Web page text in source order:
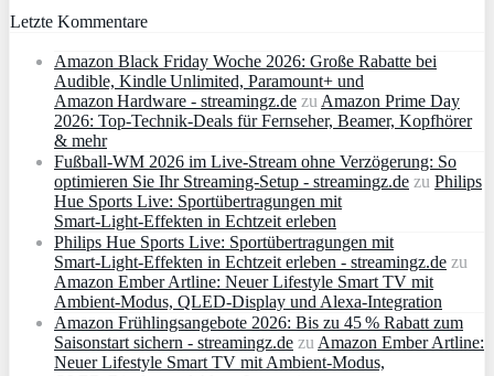
Letzte Kommentare
Amazon Black Friday Woche 2026: Große Rabatte bei
Audible, Kindle Unlimited, Paramount+ und
Amazon Hardware - streamingz.de zu Amazon Prime Day
2026: Top-Technik-Deals für Fernseher, Beamer, Kopfhörer
& mehr
Fußball-WM 2026 im Live-Stream ohne Verzögerung: So
optimieren Sie Ihr Streaming-Setup - streamingz.de zu Philips
Hue Sports Live: Sportübertragungen mit
Smart‑Light‑Effekten in Echtzeit erleben
Philips Hue Sports Live: Sportübertragungen mit
Smart‑Light‑Effekten in Echtzeit erleben - streamingz.de zu
Amazon Ember Artline: Neuer Lifestyle Smart TV mit
Ambient‑Modus, QLED‑Display und Alexa‑Integration
Amazon Frühlingsangebote 2026: Bis zu 45 % Rabatt zum
Saisonstart sichern - streamingz.de zu Amazon Ember Artline:
Neuer Lifestyle Smart TV mit Ambient‑Modus,